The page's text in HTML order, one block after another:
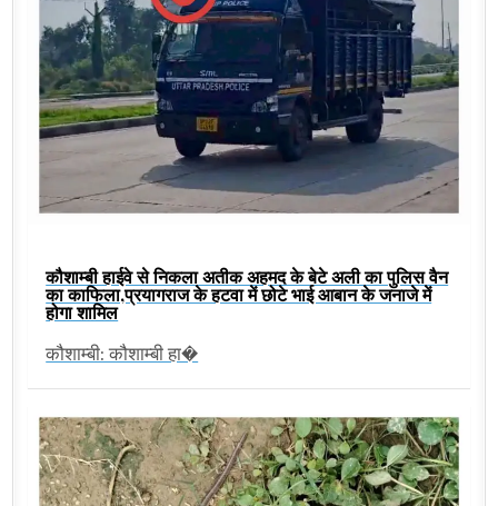
कौशाम्बी हाईवे से निकला अतीक अहमद के बेटे अली का पुलिस वैन
का काफिला,प्रयागराज के हटवा में छोटे भाई आबान के जनाजे में
होगा शामिल
कौशाम्बी: कौशाम्बी हा�